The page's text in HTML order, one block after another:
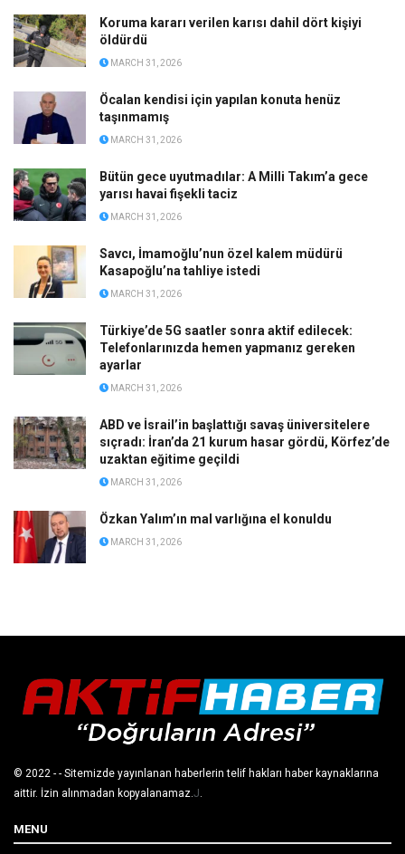
Koruma kararı verilen karısı dahil dört kişiyi
öldürdü
MARCH 31, 2026
Öcalan kendisi için yapılan konuta henüz
taşınmamış
MARCH 31, 2026
Bütün gece uyutmadılar: A Milli Takım’a gece
yarısı havai fişekli taciz
MARCH 31, 2026
Savcı, İmamoğlu’nun özel kalem müdürü
Kasapoğlu’na tahliye istedi
MARCH 31, 2026
Türkiye’de 5G saatler sonra aktif edilecek:
Telefonlarınızda hemen yapmanız gereken
ayarlar
MARCH 31, 2026
ABD ve İsrail’in başlattığı savaş üniversitelere
sıçradı: İran’da 21 kurum hasar gördü, Körfez’de
uzaktan eğitime geçildi
MARCH 31, 2026
Özkan Yalım’ın mal varlığına el konuldu
MARCH 31, 2026
© 2022 - - Sitemizde yayınlanan haberlerin telif hakları haber kaynaklarına
aittir. İzin alınmadan kopyalanamaz. J
MENU